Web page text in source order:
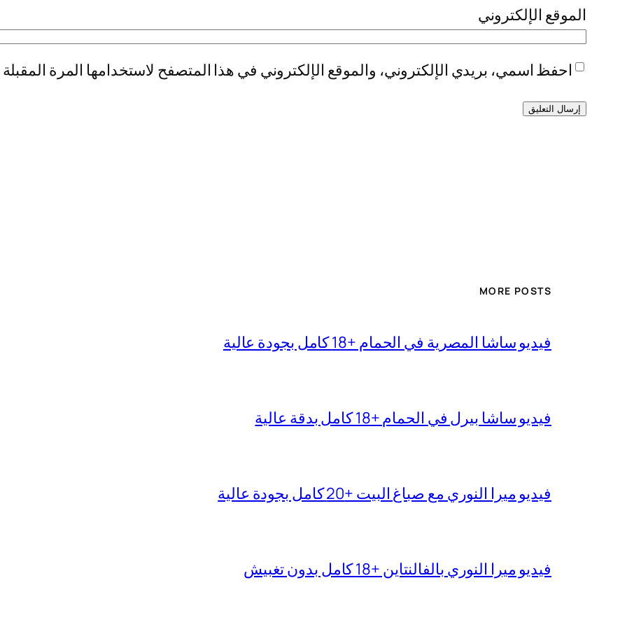
الموقع الإلكتروني
احفظ اسمي، بريدي الإلكتروني، والموقع الإلكتروني في هذا المتصفح لاستخدامها المرة
MORE POSTS
فيديو ساشا المصرية في الحمام +18 كامل بجودة عالية
فيديو ساشا بيرل في الحمام +18 كامل بدقة عالية
فيديو ميرا النوري مع صباغ البيت +20 كامل بجودة عالية
فيديو ميرا النوري بالفالنتاين +18 كامل بدون تغبيش